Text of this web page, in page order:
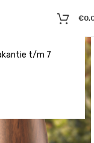
t/m 7
€